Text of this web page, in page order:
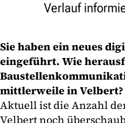
Verlauf
Sie haben ein neues
eingeführt. Wie
mittlerweile in Velbert?
Aktuell ist die Anzahl
Velbert noch